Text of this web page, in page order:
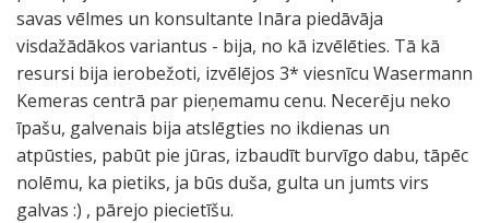
savas vēlmes un konsultante Ināra piedāvāja
visdažādākos variantus - bija, no kā izvēlēties. Tā kā
resursi bija ierobežoti, izvēlējos 3* viesnīcu Wasermann
Kemeras centrā par pieņemamu cenu. Necerēju neko
īpašu, galvenais bija atslēgties no ikdienas un
atpūsties, pabūt pie jūras, izbaudīt burvīgo dabu, tāpēc
nolēmu, ka pietiks, ja būs duša, gulta un jumts virs
galvas :) , pārejo piecietīšu.